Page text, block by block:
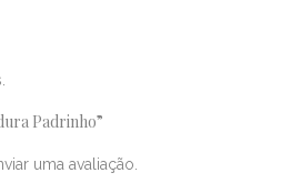
Padrinho”
uma avaliação.